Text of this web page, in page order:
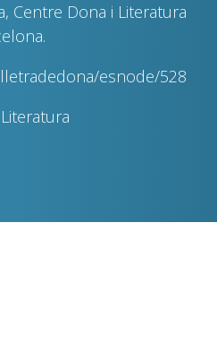
Centre Dona i Literatura
esnode/528